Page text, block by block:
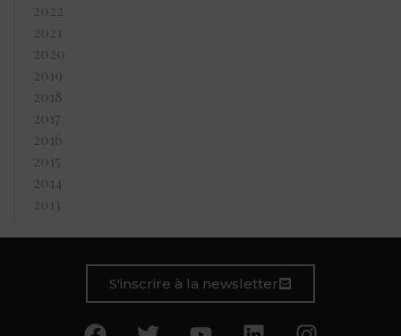
2022
2021
2020
2019
2018
2017
2016
2015
2014
2013
S'inscrire à la newsletter